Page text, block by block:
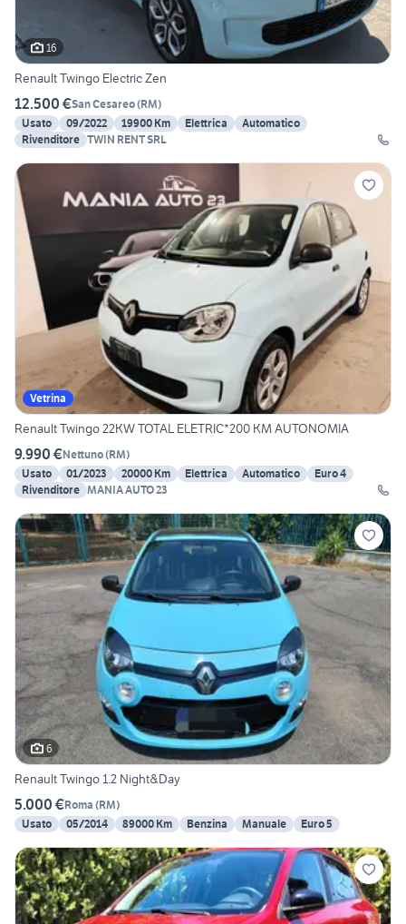
16
Renault Twingo Electric Zen
12.500 €San Cesareo(RM)
Usato
09/2022 19900 Km Elettrica
Automatico
Rivenditore TWIN RENT SRL
Vetrina
Renault Twingo 22KW TOTAL ELETRIC*200 KM AUTONOMIA
9.990 €Nettuno(RM)
Usato
01/2023 20000 Km Elettrica Automatico
Euro 4
Rivenditore MANIA AUTO 23
6
Renault Twingo 1.2 Night&Day
5.000 €Roma (RM)
Usato
05/2014 89000 Km Benzina Manuale Euro 5